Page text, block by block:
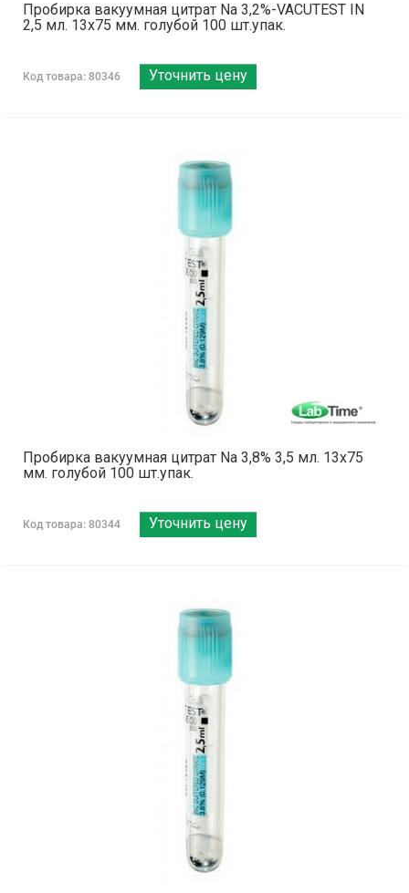
Пробирка вакуумная цитрат Na 3,2%-VACUTEST IN
2,5 мл. 13х75 мм. голубой 100 шт.упак.
Код товара: 80346 Уточнить цену
Пробирка вакуумная цитрат Na 3,8% 3,5 мл. 13х75
мм. голубой 100 шт.упак.
Код товара: 80344 Уточнить цену